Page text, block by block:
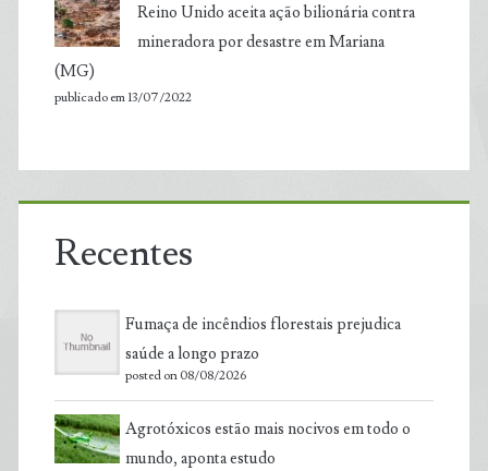
Reino Unido aceita ação bilionária contra
mineradora por desastre em Mariana
(MG)
publicado em 13/07/2022
Recentes
Fumaça de incêndios florestais prejudica
saúde a longo prazo
posted on 08/08/2026
Agrotóxicos estão mais nocivos em todo o
mundo, aponta estudo